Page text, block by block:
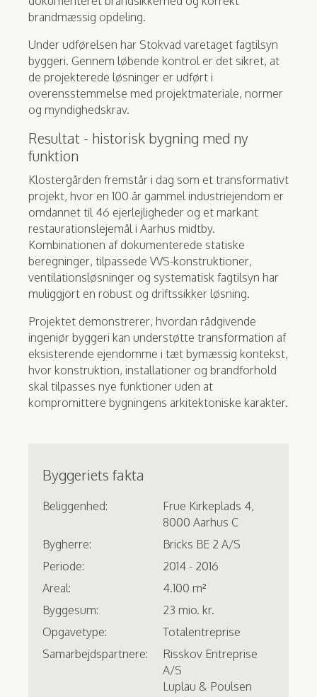
brandmæssig opdeling.
Under udførelsen har Stokvad varetaget fagtilsyn
byggeri. Gennem løbende kontrol er det sikret, at
de projekterede løsninger er udført i
overensstemmelse med projektmateriale, normer
og myndighedskrav.
Resultat - historisk bygning med ny
funktion
Klostergården fremstår i dag som et transformativt
projekt, hvor en 100 år gammel industri­ejendom er
omdannet til 46 ejerlejligheder og et markant
restaurationslejemål i Aarhus midtby.
Kombinationen af dokumenterede statiske
beregninger, tilpassede VVS-konstruktioner,
ventilationsløsninger og systematisk fagtilsyn har
muliggjort en robust og driftssikker løsning.
Projektet demonstrerer, hvordan rådgivende
ingeniør byggeri kan understøtte transformation af
eksisterende ejendomme i tæt bymæssig kontekst,
hvor konstruktion, installationer og brandforhold
skal tilpasses nye funktioner uden at
kompromittere bygningens arkitektoniske karakter.
Byggeriets fakta
Beliggenhed:
Frue Kirkeplads 4,
8000 Aarhus C
Bygherre:
Bricks BE 2 A/S
Periode:
2014 - 2016
Areal:
4.100 m²
Byggesum:
23 mio. kr.
Opgavetype:
Totalentreprise
Samarbejdspartnere:
Risskov Entreprise
A/S
Luplau & Poulsen